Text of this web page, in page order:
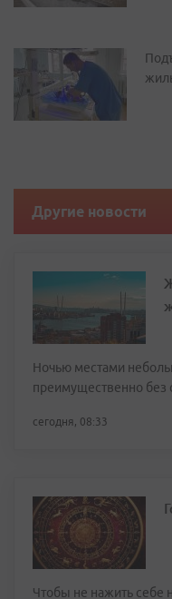
Другие новости
Ночью местами
преимущественно без
сегодня, 08:33
Чтобы не нажить себе